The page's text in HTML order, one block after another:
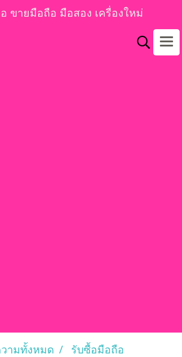
ขายมือถือ มือสอง เครื่องใหม่
ามทั้งหมด
รับซื้อมือถือ